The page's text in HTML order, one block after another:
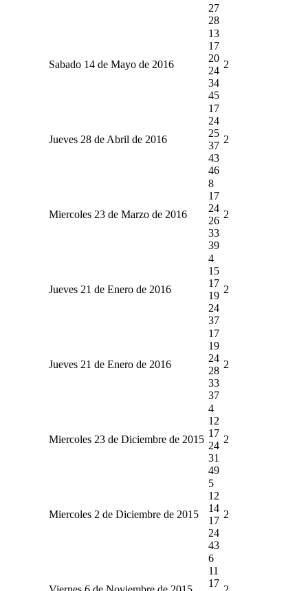
27
28
Sabado 14 de Mayo de 2016
13
17
20
24
34
45
2
Jueves 28 de Abril de 2016
17
24
25
37
43
46
2
Miercoles 23 de Marzo de 2016
8
17
24
26
33
39
2
Jueves 21 de Enero de 2016
4
15
17
19
24
37
2
Jueves 21 de Enero de 2016
17
19
24
28
33
37
2
Miercoles 23 de Diciembre de 2015
4
12
17
24
31
49
2
Miercoles 2 de Diciembre de 2015
5
12
14
17
24
43
2
6
11
17